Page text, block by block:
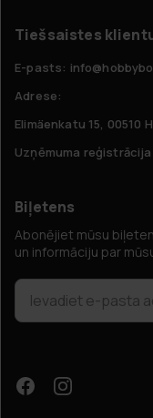
Tiešsaistes
E-pasts:
Adrese:
Elimäenkatu 15, 00510
Uzņēmuma
Biļetens
Abonējiet mūsu
un informāciju par